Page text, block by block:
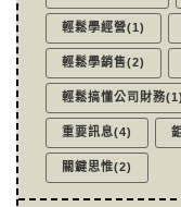
輕鬆學經營(1)
輕鬆學銷售(2)
輕鬆搞懂公司財務(1)
重要訊息(4)
關鍵思惟(2)